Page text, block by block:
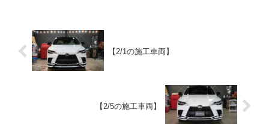
【2/1の施工車両】
【2/5の施工車両】